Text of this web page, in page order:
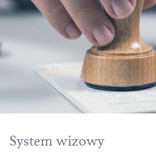
System wizowy